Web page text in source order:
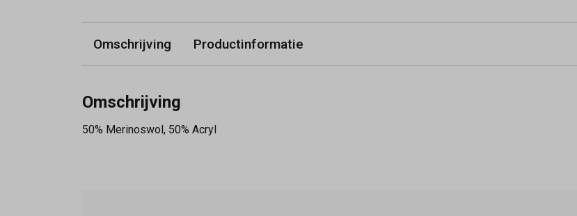
Omschrijving Productinformatie
Omschrijving
50% Merinoswol, 50% Acryl